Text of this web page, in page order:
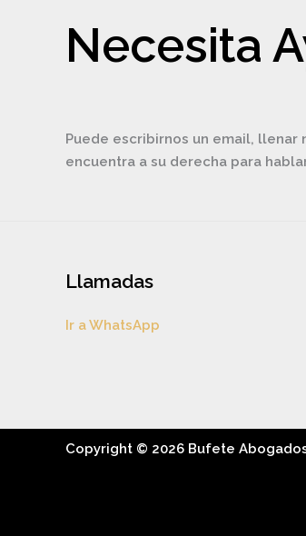
Necesita
Puede escribirnos un email,
encuentra a su derecha para
Llamadas
Ir a WhatsApp
Copyright © 2026 Bufete